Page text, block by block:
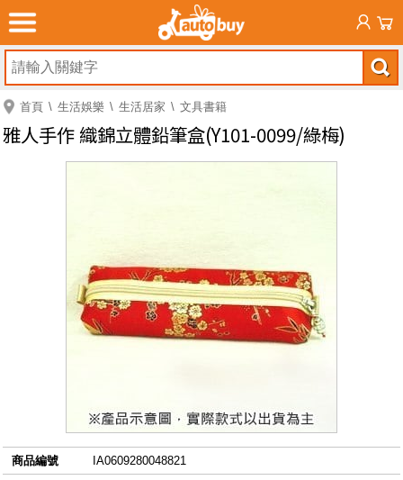
首頁 生活娛樂 生活居家 文具書籍
雅人手作 織錦立體鉛筆盒(Y101-0099/綠梅)
商品編號
IA0609280048821